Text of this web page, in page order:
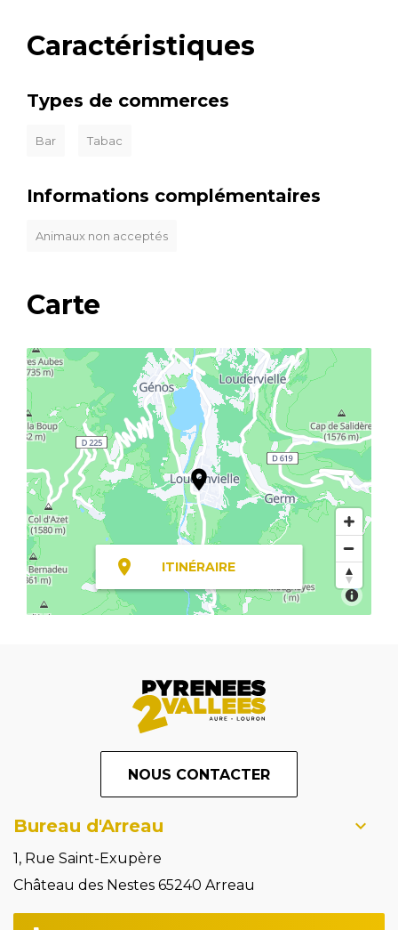
Caractéristiques
Types de commerces
Bar Tabac
Informations complémentaires
Animaux non acceptés
Carte
ITINÉRAIRE
NOUS CONTACTER
Bureau d'Arreau
1, Rue Saint-Exupère
Château des Nestes 65240 Arreau